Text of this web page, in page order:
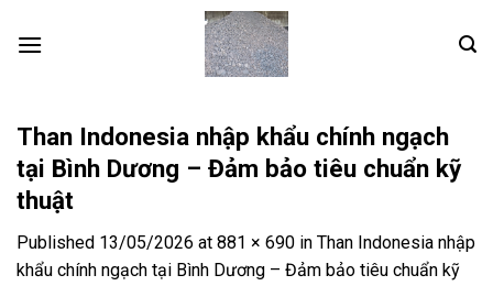
Than Indonesia nhập khẩu chính ngạch
tại Bình Dương – Đảm bảo tiêu chuẩn kỹ
thuật
Published 13/05/2026 at 881 × 690 in Than Indonesia nhập
khẩu chính ngạch tại Bình Dương – Đảm bảo tiêu chuẩn kỹ